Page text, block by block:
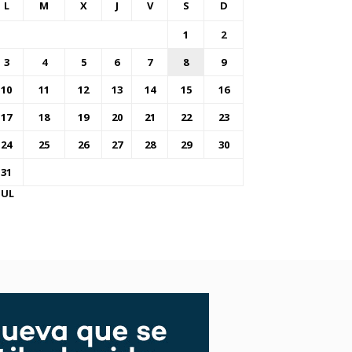
L M X J V S D
1
2
3
4 5 6 7 8
9
10
11 12 13 14 15
16
17
18 19 20 21 22
23
24
25 26 27 28 29
30
31